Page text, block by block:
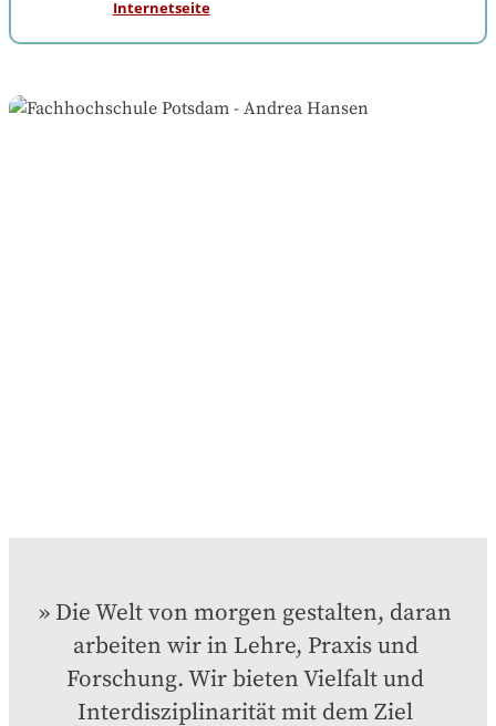
Internetseite
Die Welt von morgen gestalten, daran
arbeiten wir in Lehre, Praxis und
Forschung. Wir bieten Vielfalt und
Interdisziplinarität mit dem Ziel